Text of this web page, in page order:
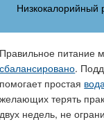
Низкокалорийный
Правильное питание
сбалансировано.
помогает простая
желающих терять
двух недель, не